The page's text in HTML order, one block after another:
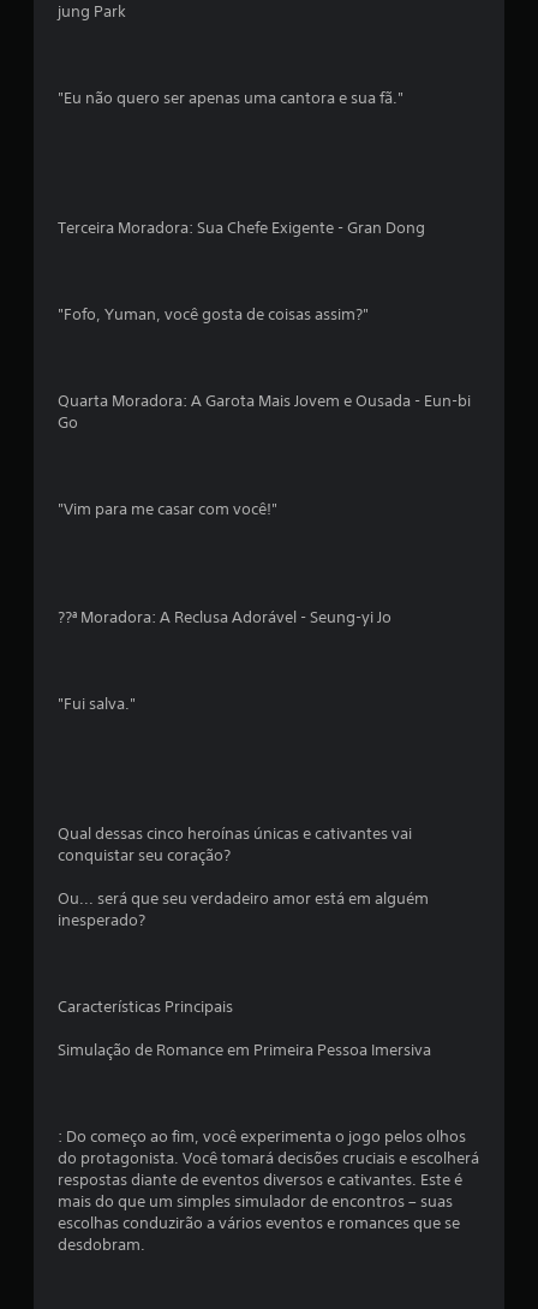
jung Park
"Eu não quero ser apenas uma cantora e sua fã."
Terceira Moradora: Sua Chefe Exigente - Gran Dong
"Fofo, Yuman, você gosta de coisas assim?"
Quarta Moradora: A Garota Mais Jovem e Ousada - Eun-bi
Go
"Vim para me casar com você!"
??ª Moradora: A Reclusa Adorável - Seung-yi Jo
"Fui salva."
Qual dessas cinco heroínas únicas e cativantes vai
conquistar seu coração?
Ou... será que seu verdadeiro amor está em alguém
inesperado?
Características Principais
Simulação de Romance em Primeira Pessoa Imersiva
: Do começo ao fim, você experimenta o jogo pelos olhos
do protagonista. Você tomará decisões cruciais e escolherá
respostas diante de eventos diversos e cativantes. Este é
mais do que um simples simulador de encontros – suas
escolhas conduzirão a vários eventos e romances que se
desdobram.